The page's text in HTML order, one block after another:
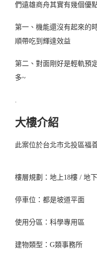
們遠雄商舟其實有幾個優
第一、機能還沒有起來的
順帶吃到輝達效益
第二、對面剛好是輕軌預
多~
.
大樓介紹
此案位於台北市北投區福
樓層規劃：地上18樓 / 地
停車位：都是坡道平面
使用分區：科學專用區
建物類型：G類事務所